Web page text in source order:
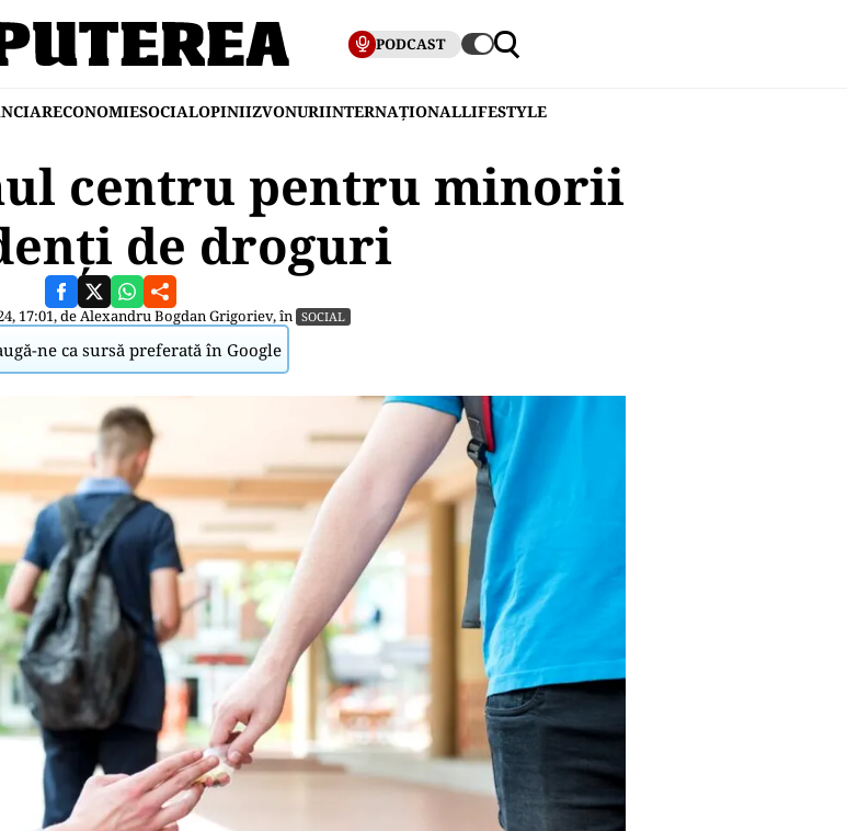
PODCAST
ECONOMIESOCIALOPINIIZVONURIINTERNAȚIONALLIFESTYLE
centru pentru minorii
de droguri
17:01, deAlexandru Bogdan Grigoriev, în SOCIAL
ne ca sursă preferată în Google